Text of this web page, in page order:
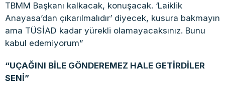
TBMM Başkanı kalkacak, konuşacak. ‘Laiklik
Anayasa’dan çıkarılmalıdır’ diyecek, kusura bakmayın
ama TÜSİAD kadar yürekli olamayacaksınız. Bunu
kabul edemiyorum”
“UÇAĞINI BİLE GÖNDEREMEZ HALE GETİRDİLER
SENİ”